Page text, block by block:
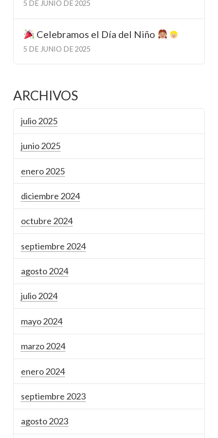
5 DE JUNIO DE 2025
Celebramos el Día del Niño
5 DE JUNIO DE 2025
ARCHIVOS
julio 2025
junio 2025
enero 2025
diciembre 2024
octubre 2024
septiembre 2024
agosto 2024
julio 2024
mayo 2024
marzo 2024
enero 2024
septiembre 2023
agosto 2023